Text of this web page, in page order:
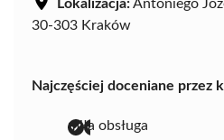
Lokalizacja:Antoniego
30-303 Kraków
Najczęściej doceniane przez
miła obsługa